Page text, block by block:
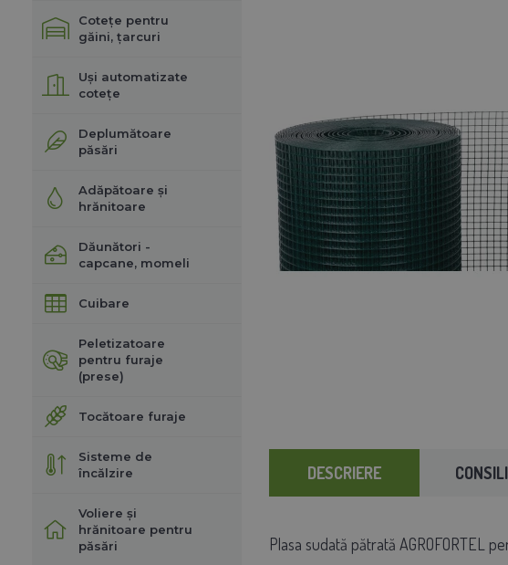
Cotețe pentru
găini, țarcuri
Uși automatizate
cotețe
Deplumătoare
păsări
Adăpătoare și
hrănitoare
Dăunători -
capcane, momeli
Cuibare
Peletizatoare
pentru furaje
(prese)
Tocătoare furaje
Sisteme de
încălzire
Voliere și
hrănitoare pentru
păsări
DESCRIERE
Plasa sudată pătrată AGROFORTEL